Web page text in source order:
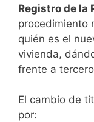
Registro de la
procedimiento
quién es el
vivienda,
frente a
El cambio de
por: